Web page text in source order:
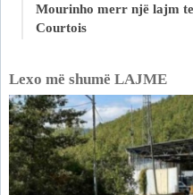
Mourinho merr një lajm
Courtois
Lexo më shumë LAJME